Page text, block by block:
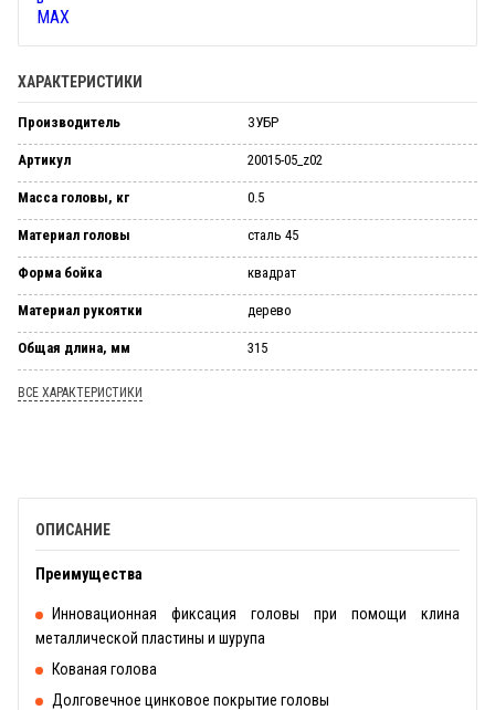
ХАРАКТЕРИСТИКИ
Производитель ЗУБР
Артикул 20015-05_z02
Масса головы, кг 0.5
Материал головы сталь 45
Форма бойка квадрат
Материал рукоятки дерево
Общая длина, мм 315
ВСЕ ХАРАКТЕРИСТИКИ
ОПИСАНИЕ
Преимущества
Инновационная фиксация головы при помощи клина
металлической пластины и шурупа
Кованая голова
Долговечное цинковое покрытие головы